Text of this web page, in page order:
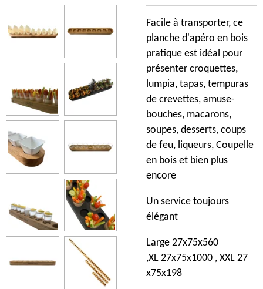
Facile à transporter, ce
planche d'apéro en bois
pratique est idéal pour
présenter croquettes,
lumpia, tapas, tempuras
de crevettes, amuse-
bouches, macarons,
soupes, desserts, coups
de feu, liqueurs, Coupelle
en bois et bien plus
encore
Un service toujours
élégant
Large 27x75x560
,XL 27x75x1000 , XXL 27
x75x198